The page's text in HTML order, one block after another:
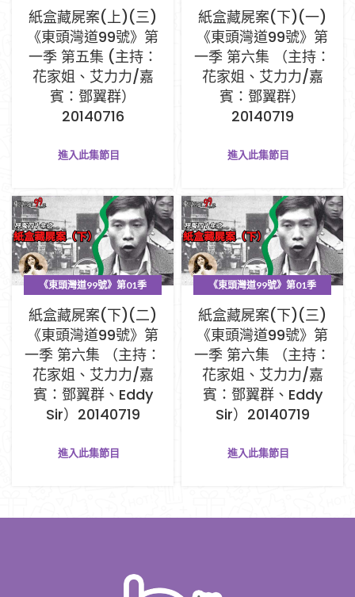
PART A (1-33集)
紙盒藏屍案(上)(三)
《東頭灣道99號》第
一季 第五集 (主持：
花家姐、艾力力/嘉
賓：鄧翼群）
20140716
進入此集節目
PART A (1-33集)
紙盒藏屍案(下)(一)
《東頭灣道99號》第
一季 第六集 （主持：
花家姐、艾力力/嘉
賓：鄧翼群）
20140719
進入此集節目
《東頭灣道99號》第01季
PART A (1-33集)
紙盒藏屍案(下)(二)
《東頭灣道99號》第
一季 第六集 （主持：
花家姐、艾力力/嘉
賓：鄧翼群、Eddy
Sir）20140719
進入此集節目
《東頭灣道99號》第01季
PART A (1-33集)
紙盒藏屍案(下)(三)
《東頭灣道99號》第
一季 第六集 （主持：
花家姐、艾力力/嘉
賓：鄧翼群、Eddy
Sir）20140719
進入此集節目